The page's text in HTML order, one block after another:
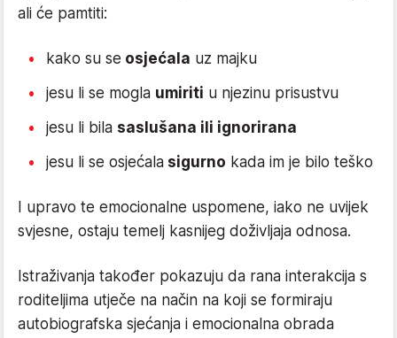
ali će pamtiti:
kako su se osjećala uz majku
jesu li se mogla umiriti u njezinu prisustvu
jesu li bila saslušana ili ignorirana
jesu li se osjećala sigurno kada im je bilo teško
I upravo te emocionalne uspomene, iako ne uvijek
svjesne, ostaju temelj kasnijeg doživljaja odnosa.
Istraživanja također pokazuju da rana interakcija s
roditeljima utječe na način na koji se formiraju
autobiografska sjećanja i emocionalna obrada